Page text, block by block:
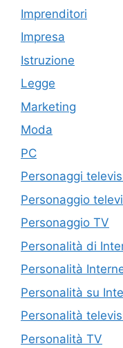
Imprenditori
Impresa
Istruzione
Legge
Marketing
Moda
PC
Personaggi
Personaggio
Personaggio TV
Personalità di
Personalità
Personalità su
Personalità
Personalità TV